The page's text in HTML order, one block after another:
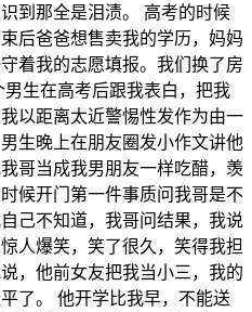
到那全是泪渍。 高考的时候
后爸爸想售卖我的学历，妈妈
着我的志愿填报。我们换了房
生在高考后跟我表白，把我
以距离太近警惕性发作为由一
生晚上在朋友圈发小作文讲他
哥当成我男朋友一样吃醋，羡
候开门第一件事质问我哥是不
己不知道，我哥问结果，我说
人爆笑，笑了很久，笑得我担
，他前女友把我当小三，我的
了。 他开学比我早，不能送